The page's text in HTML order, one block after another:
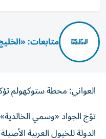
متابعات:
العواني: محطة ستوكهولم
توّج الجواد «وسمي
الدولة للخيول العربية